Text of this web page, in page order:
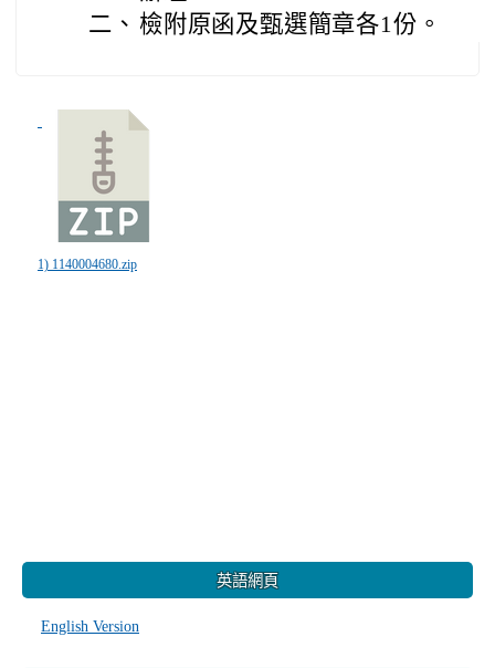
二、 檢附原函及甄選簡章各1份。
1) 1140004680.zip
英語網頁
English Version